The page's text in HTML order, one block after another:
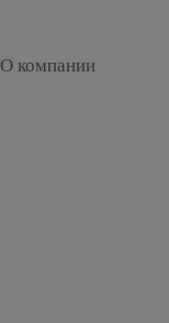
О компании